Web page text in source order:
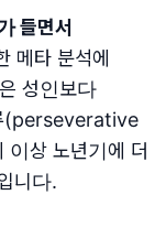
들면서
메타 분석에
성인보다
(perseverative
상 노년기에 더
니다.